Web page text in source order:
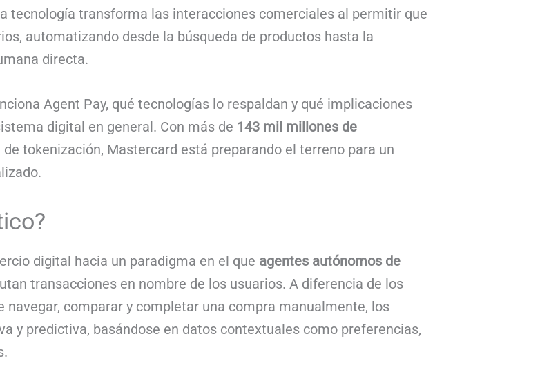
tecnología transforma las interacciones comerciales al permitir que
automatizando desde la búsqueda de productos hasta la
directa.
Agent Pay, qué tecnologías lo respaldan y qué implicaciones
digital en general. Con más de 143 mil millones de
tokenización, Mastercard está preparando el terreno para un
digital hacia un paradigma en el que agentes autónomos de
transacciones en nombre de los usuarios. A diferencia de los
comparar y completar una compra manualmente, los
y predictiva, basándose en datos contextuales como preferencias,